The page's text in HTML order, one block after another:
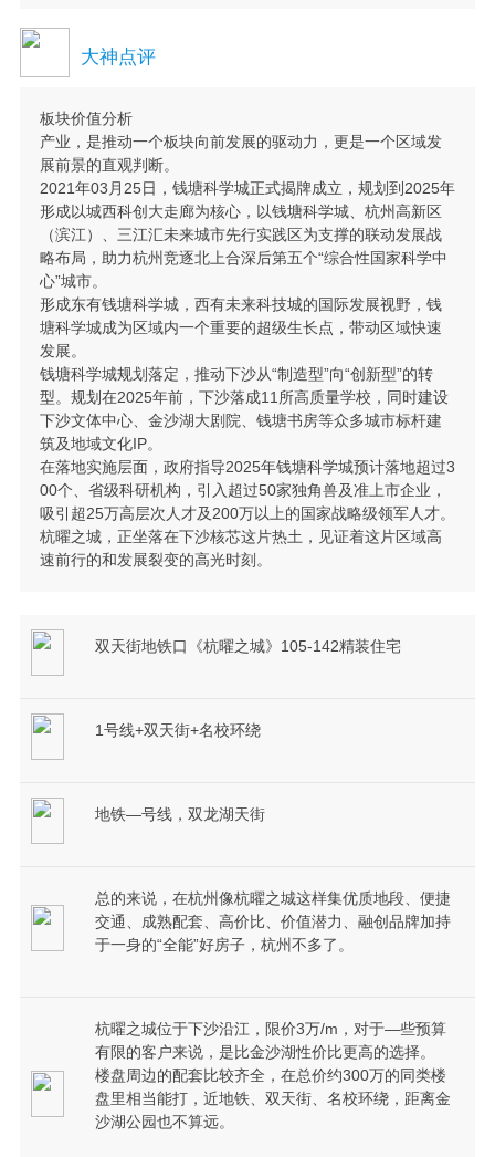
大神点评
板块价值分析
产业，是推动一个板块向前发展的驱动力，更是一个区域发
展前景的直观判断。
2021年03月25日，钱塘科学城正式揭牌成立，规划到2025年
形成以城西科创大走廊为核心，以钱塘科学城、杭州高新区
（滨江）、三江汇未来城市先行实践区为支撑的联动发展战
略布局，助力杭州竞逐北上合深后第五个“综合性国家科学中
心”城市。
形成东有钱塘科学城，西有未来科技城的国际发展视野，钱
塘科学城成为区域内一个重要的超级生长点，带动区域快速
发展。
钱塘科学城规划落定，推动下沙从“制造型”向“创新型”的转
型。规划在2025年前，下沙落成11所高质量学校，同时建设
下沙文体中心、金沙湖大剧院、钱塘书房等众多城市标杆建
筑及地域文化IP。
在落地实施层面，政府指导2025年钱塘科学城预计落地超过3
00个、省级科研机构，引入超过50家独角兽及准上市企业，
吸引超25万高层次人才及200万以上的国家战略级领军人才。
杭曜之城，正坐落在下沙核芯这片热土，见证着这片区域高
速前行的和发展裂变的高光时刻。
双天街地铁口《杭曜之城》105-142精装住宅
1号线+双天街+名校环绕
地铁—号线，双龙湖天街
总的来说，在杭州像杭曜之城这样集优质地段、便捷
交通、成熟配套、高价比、价值潜力、融创品牌加持
于一身的“全能”好房子，杭州不多了。
杭曜之城位于下沙沿江，限价3万/m，对于—些预算
有限的客户来说，是比金沙湖性价比更高的选择。
楼盘周边的配套比较齐全，在总价约300万的同类楼
盘里相当能打，近地铁、双天街、名校环绕，距离金
沙湖公园也不算远。